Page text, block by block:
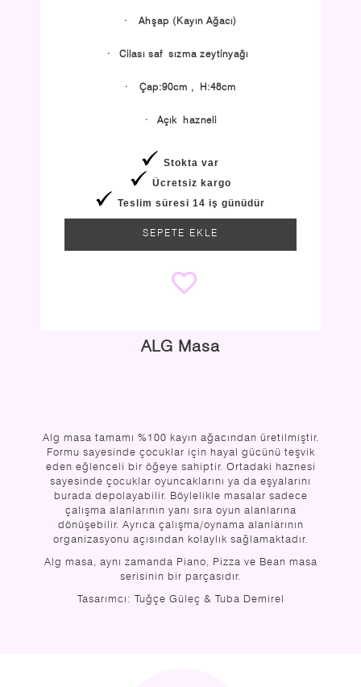
· Ahşap (Kayın Ağacı)
· Cilası saf sızma zeytinyağı
· Çap:90cm , H:48cm
· Açık hazneli
Stokta var
Ücretsiz kargo
Teslim süresi 14 iş günüdür
SEPETE EKLE
ALG Masa
Alg masa tamamı %100 kayın ağacından üretilmiştir.
Formu sayesinde çocuklar için hayal gücünü teşvik
eden eğlenceli bir öğeye sahiptir. Ortadaki haznesi
sayesinde çocuklar oyuncaklarını ya da eşyalarını
burada depolayabilir. Böylelikle masalar sadece
çalışma alanlarının yanı sıra oyun alanlarına
dönüşebilir. Ayrıca çalışma/oynama alanlarının
organizasyonu açısından kolaylık sağlamaktadır.
Alg masa, aynı zamanda Piano, Pizza ve Bean masa
serisinin bir parçasıdır.
Tasarımcı: Tuğçe Güleç & Tuba Demirel